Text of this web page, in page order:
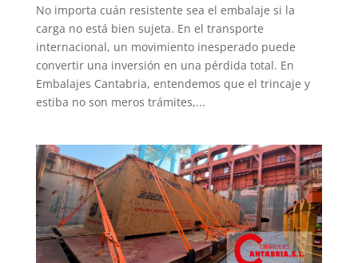
No importa cuán resistente sea el embalaje si la
carga no está bien sujeta. En el transporte
internacional, un movimiento inesperado puede
convertir una inversión en una pérdida total. En
Embalajes Cantabria, entendemos que el trincaje y
estiba no son meros trámites,...